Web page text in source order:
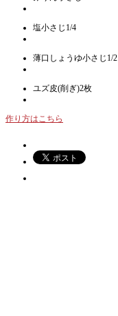
塩小さじ1/4
薄口しょうゆ小さじ1/2
ユズ皮(削ぎ)2枚
作り方はこちら